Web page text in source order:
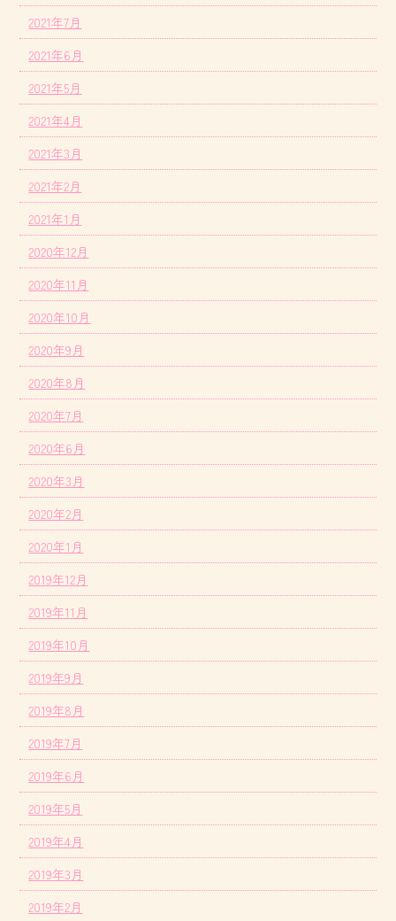
2021年7月
2021年6月
2021年5月
2021年4月
2021年3月
2021年2月
2021年1月
2020年12月
2020年11月
2020年10月
2020年9月
2020年8月
2020年7月
2020年6月
2020年3月
2020年2月
2020年1月
2019年12月
2019年11月
2019年10月
2019年9月
2019年8月
2019年7月
2019年6月
2019年5月
2019年4月
2019年3月
2019年2月